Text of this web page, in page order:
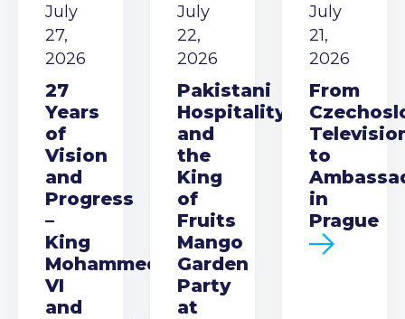
July
27,
2026
27
Years
of
Vision
and
Progress
–
King
Mohammed
VI
and
July
22,
2026
Pakistani
Hospitality
and
the
King
of
Fruits
Mango
Garden
Party
at
July
21,
2026
From
to
in
Prague